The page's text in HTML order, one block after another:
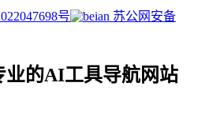
号
苏公网安备
业的AI工具导航网站